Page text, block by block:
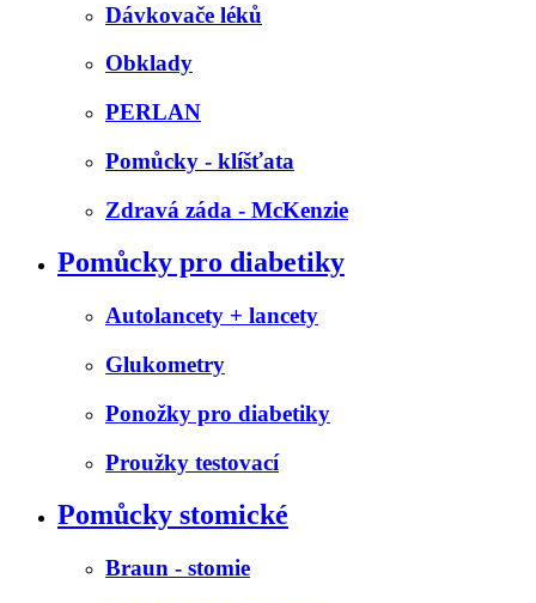
Dávkovače léků
Obklady
PERLAN
Pomůcky - klíšťata
Zdravá záda - McKenzie
Pomůcky pro diabetiky
Autolancety + lancety
Glukometry
Ponožky pro diabetiky
Proužky testovací
Pomůcky stomické
Braun - stomie